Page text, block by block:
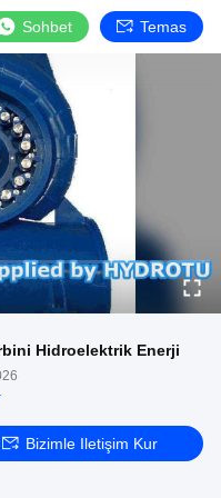
Sohbet Temas
Hidroelektrik Enerji
Bizimle Iletişim Kur